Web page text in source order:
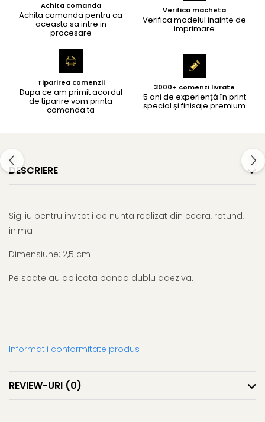
Achita comanda
Achita comanda pentru ca
aceasta sa intre in
procesare
Verifica macheta
Verifica modelul inainte de
imprimare
Tiparirea comenzii
Dupa ce am primit acordul
de tiparire vom printa
comanda ta
3000+ comenzi livrate
5 ani de experiență în print
special și finisaje premium
DESCRIERE
Sigiliu pentru invitatii de nunta realizat din ceara, rotund,
inima
Dimensiune: 2,5 cm
Pe spate au aplicata banda dublu adeziva.
Informatii conformitate produs
REVIEW-URI (0)